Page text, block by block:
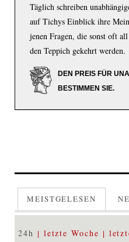
Täglich schreiben
auf Tichys Einblick ihre
jenen Fragen, die sonst oft
den Teppich gekehrt werden.
DEN PREIS FÜR
BESTIMMEN SIE.
MEISTGELESEN
24h letzte Woche